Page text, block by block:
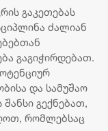
გაკეთებას
ძალიან
გაგიჭირდებათ.
და სამუშაო
გექნებათ,
რომლებსაც